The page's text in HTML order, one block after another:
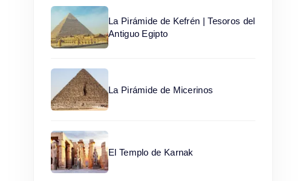
La Pirámide de Kefrén | Tesoros del
Antiguo Egipto
La Pirámide de Micerinos
El Templo de Karnak